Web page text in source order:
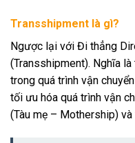
Transshipment là gì?
Ngược lại với Đi thẳng
(Transshipment). Nghĩa
trong quá trình vận
tối ưu hóa quá trình vận
(Tàu mẹ – Mothership)